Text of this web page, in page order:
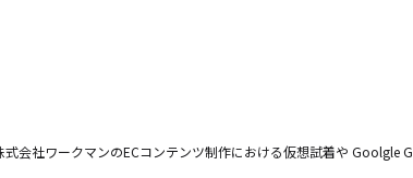
式会社ワークマンのECコンテンツ制作における仮想試着や Goolgle